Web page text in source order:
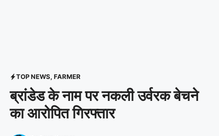
TOP NEWS, FARMER
ब्रांडेड के नाम पर नकली उर्वरक बेचने
का आरोपित गिरफ्तार